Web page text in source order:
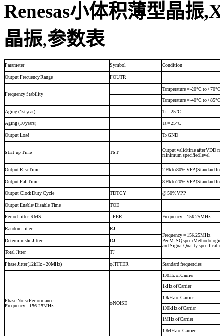
Renesas小体积薄型晶振
晶振,参数表
Parameter Symbol Condition
Output Frequency Range FOUTR
Frequency Stability
Temperature = -20°C to +70°C
Temperature = -40°C to +85°C
Aging (1styear) Ta = 25°C
Aging (10 years) Ta = 25°C
Output Load To GND
Start-up Time TST
Output valid time after VDD
minimum specified level
Output Rise Time 20% to 80% VPP(Standard
Output Fall Time 80% to 20% VPP(Standard
Output Clock Duty Cycle TDTCY @ 50% VPP
Output Enable/ Disable Time TOE
Period Jitter, RMS J PER Frequency = 156.25MHz
Random Jitter RJ
Frequency = 156.25MHz
Per MJSQ spec
and Signal Quality
Deterministic Jitter DJ
Total Jitter TJ
Phase Jitter (12kHz – 20MHz) φJITTER Standard frequencies
Phase Noise Performance
Frequency = 156.25MHz
φNOISE
100Hz of Carrier
1kHz of Carrier
10kHz of Carrier
100kHz of Carrier
1MHz of Carrier
10MHz of Carrier